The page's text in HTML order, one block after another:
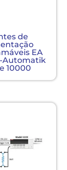
de
​​EA
Automatik
10000